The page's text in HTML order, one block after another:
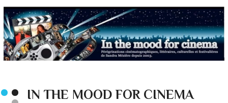
IN THE MOOD FOR CINEMA